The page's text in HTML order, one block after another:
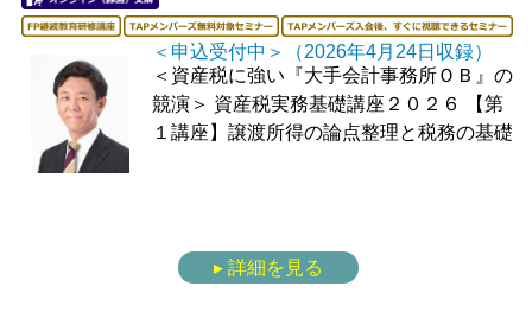
＜申込受付中＞（2026年4月24日収録）
＜資産税に強い『大手会計事務所ＯＢ』の
競演＞ 資産税実務基礎講座２０２６
【第
１講座】譲渡所得の論点整理と税務の基礎
▸ 詳細を見る